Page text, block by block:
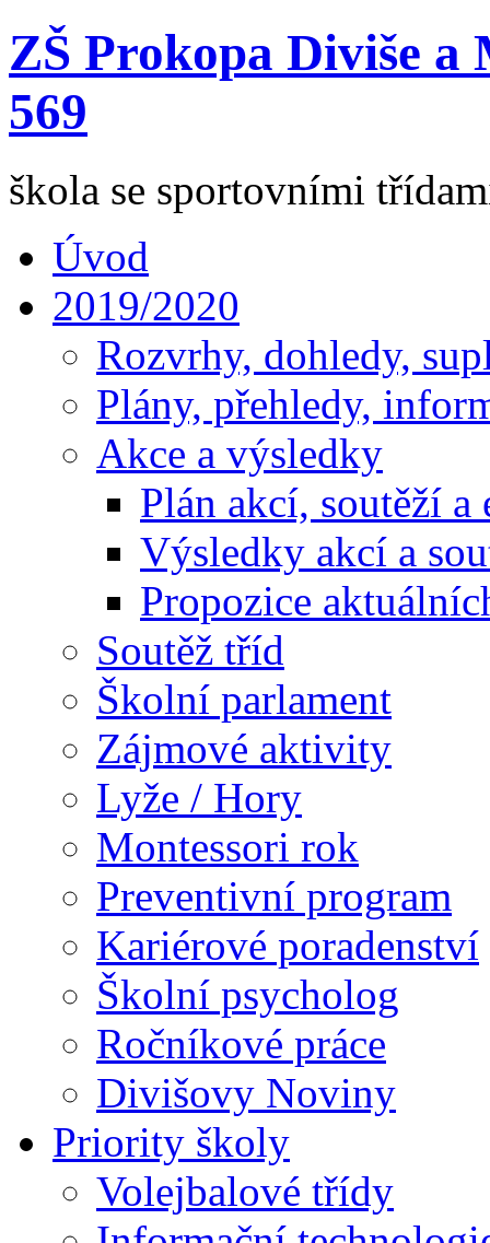
ZŠ Prokopa Diviše
569
škola se sportovními
Úvod
2019/2020
Rozvrhy, dohledy,
Plány, přehledy,
Akce a výsledky
Plán akcí, soutěží a
Výsledky akcí a
Propozice
Soutěž tříd
Školní parlament
Zájmové aktivity
Lyže / Hory
Montessori rok
Preventivní program
Kariérové poradenství
Školní psycholog
Ročníkové práce
Divišovy Noviny
Priority školy
Volejbalové třídy